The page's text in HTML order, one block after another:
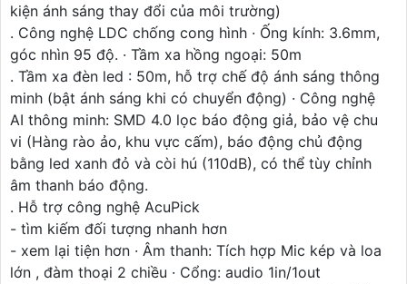
kiện ánh sáng thay đổi của môi trường)
. Công nghệ LDC chống cong hình · Ống kính: 3.6mm,
góc nhìn 95 độ. · Tầm xa hồng ngoại: 50m
. Tầm xa đèn led : 50m, hỗ trợ chế độ ánh sáng thông
minh (bật ánh sáng khi có chuyển động) · Công nghệ
AI thông minh: SMD 4.0 lọc báo động giả, bảo vệ chu
vi (Hàng rào ảo, khu vực cấm), báo động chủ động
bằng led xanh đỏ và còi hú (110dB), có thể tùy chỉnh
âm thanh báo động.
. Hỗ trợ công nghệ AcuPick
- tìm kiếm đối tượng nhanh hơn
- xem lại tiện hơn · Âm thanh: Tích hợp Mic kép và loa
lớn , đàm thoại 2 chiều · Cổng: audio 1in/1out